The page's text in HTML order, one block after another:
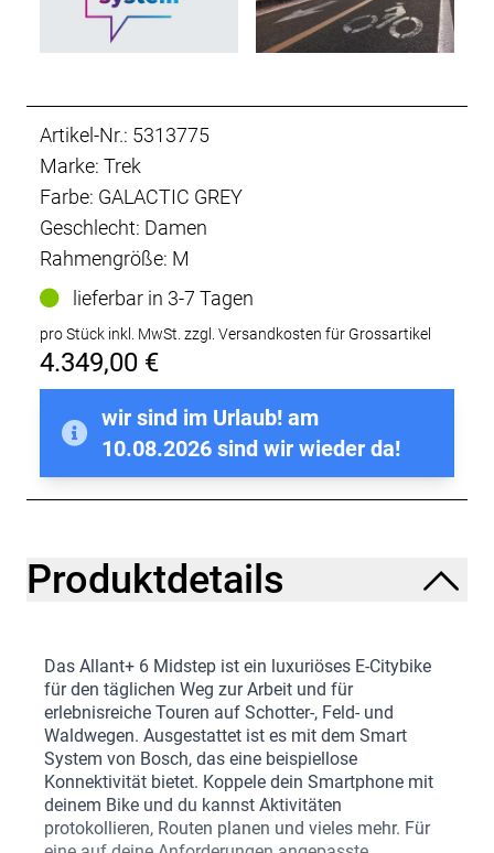
Artikel-Nr.: 5313775
Marke: Trek
Farbe: GALACTIC GREY
Geschlecht: Damen
Rahmengröße: M
lieferbar in 3-7 Tagen
pro Stück inkl. MwSt. zzgl. Versandkosten für Grossartikel
4.349,00 €
wir sind im Urlaub! am
10.08.2026 sind wir wieder da!
Produktdetails
Das Allant+ 6 Midstep ist ein luxuriöses E-Citybike
für den täglichen Weg zur Arbeit und für
erlebnisreiche Touren auf Schotter-, Feld- und
Waldwegen. Ausgestattet ist es mit dem Smart
System von Bosch, das eine beispiellose
Konnektivität bietet. Koppele dein Smartphone mit
deinem Bike und du kannst Aktivitäten
protokollieren, Routen planen und vieles mehr. Für